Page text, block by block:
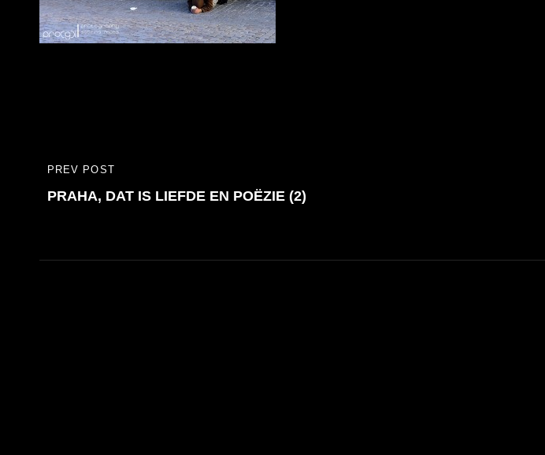
Bericht
navigatie
PREVIOUS
POST
PREV POST
PRAHA, DAT IS LIEFDE EN POËZIE (2)